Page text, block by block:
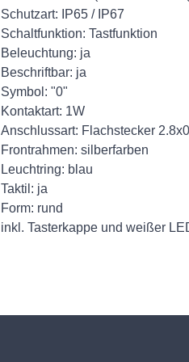
Schutzart: IP65 / IP67
Schaltfunktion: Tastfunktion
Beleuchtung: ja
Beschriftbar: ja
Symbol: "0"
Kontaktart: 1W
Anschlussart: Flachstecker
Frontrahmen: silberfarben
Leuchtring: blau
Taktil: ja
Form: rund
inkl. Tasterkappe und weißer